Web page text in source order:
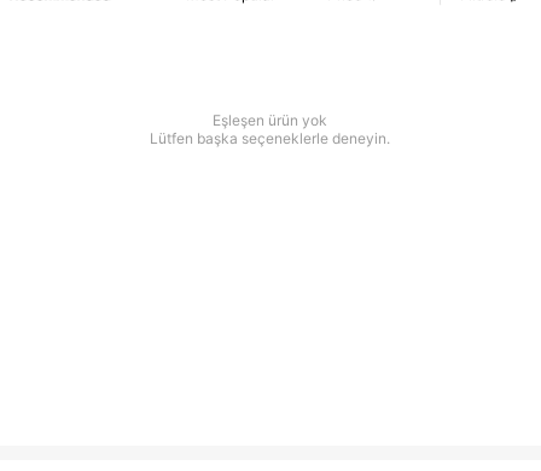
Eşleşen ürün yok
Lütfen başka seçeneklerle deneyin.